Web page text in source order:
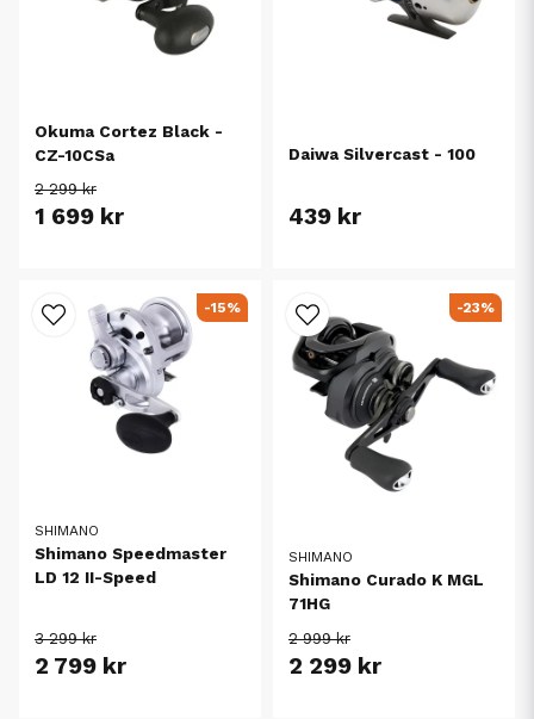
Okuma Cortez Black -
CZ-10CSa
2 299 kr
1 699 kr
Daiwa Silvercast - 100
439 kr
SHIMANO
Shimano Speedmaster
LD 12 II-Speed
3 299 kr
2 799 kr
-15%
SHIMANO
Shimano Curado K MGL
71HG
2 999 kr
2 299 kr
-23%